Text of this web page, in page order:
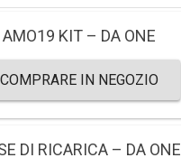
AMO19 KIT – DA ONE
COMPRARE IN NEGOZIO
DI RICARICA – DA ONE